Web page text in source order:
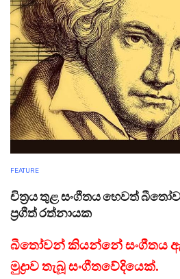
FEATURE
චිත්‍රය තුළ සංගීතය හෙවත්
ප්‍රගීත් රත්නායක
බීතෝවන් කියන්නේ සංගීතය
මුද්‍රාව තැබූ සංගීතවේදියෙක්.